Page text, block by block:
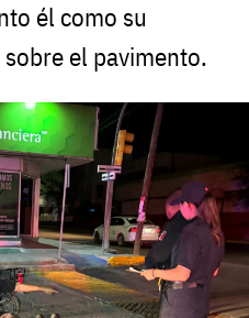
él como su
el pavimento.